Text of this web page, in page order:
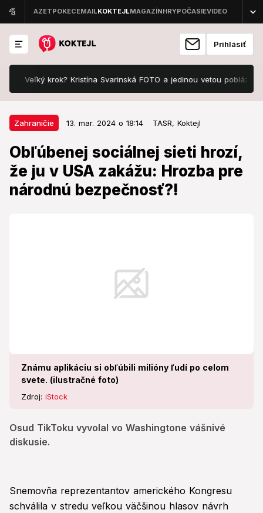
Prihlásiť
Veľký krok? Kristína Svarinská FOTO a jedinou vetou pobláznila
Zahraničie 13. mar. 2024 o 18:14 TASR, Koktejl
Obľúbenej sociálnej sieti hrozí,
že ju v USA zakážu: Hrozba pre
národnú bezpečnosť?!
Známu aplikáciu si obľúbili milióny ľudí po celom
svete. (ilustračné foto)
Zdroj: iStock
Osud TikToku vyvolal vo Washingtone vášnivé
diskusie.
Zahraničie 13. mar. 2024 o 18:14
Obľúbenej sociálnej sieti hrozí, že
ju v USA zakážu: Hrozba pre
národnú bezpečnosť?!
Snemovňa reprezentantov amerického Kongresu
schválila v stredu veľkou väčšinou hlasov návrh